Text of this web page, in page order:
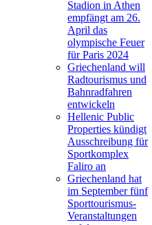
Stadion in Athen
empfängt am 26.
April das
olympische Feuer
für Paris 2024
Griechenland will
Radtourismus und
Bahnradfahren
entwickeln
Hellenic Public
Properties kündigt
Ausschreibung für
Sportkomplex
Faliro an
Griechenland hat
im September fünf
Sporttourismus-
Veranstaltungen